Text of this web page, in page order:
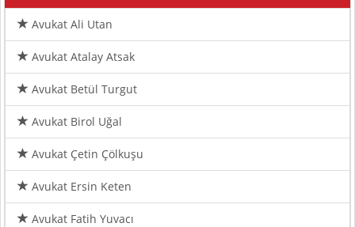
Avukat Ali Utan
Avukat Atalay Atsak
Avukat Betül Turgut
Avukat Birol Uğal
Avukat Çetin Çölkuşu
Avukat Ersin Keten
Avukat Fatih Yuvacı